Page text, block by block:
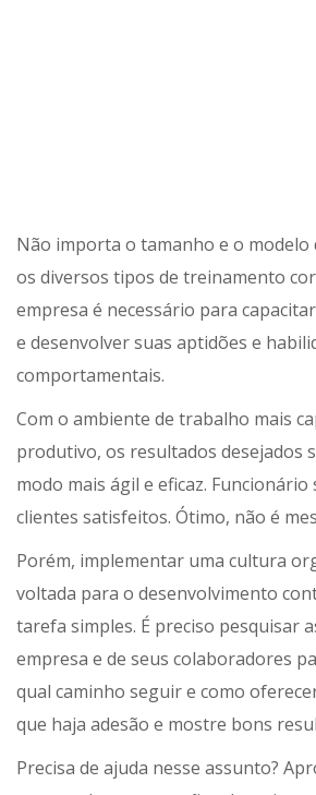
Não importa o tamanho e o modelo
os diversos tipos de treinamento
empresa é necessário para
e desenvolver suas aptidões e
comportamentais.
Com o ambiente de trabalho mais
produtivo, os resultados desejados
modo mais ágil e eficaz.
clientes satisfeitos. Ótimo, não é
Porém, implementar uma cultura
voltada para o desenvolvimento
tarefa simples. É preciso pesquisar
empresa e de seus colaboradores
qual caminho seguir e como
que haja adesão e mostre bons
Precisa de ajuda nesse assunto?